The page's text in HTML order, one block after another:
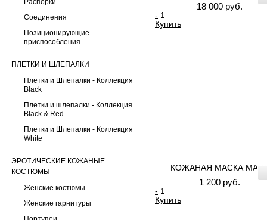
Распорки
Соединения
Позиционирующие
приспособления
ПЛЕТКИ И ШЛЕПАЛКИ
Плетки и Шлепалки - Коллекция
Black
Плетки и шлепалки - Коллекция
Black & Red
Плетки и Шлепалки - Коллекция
White
ЭРОТИЧЕСКИЕ КОЖАНЫЕ
КОСТЮМЫ
Женские костюмы
Женские гарнитуры
18 000 руб.
-
Купить
КОЖАНАЯ МАСКА
1 200 руб.
-
Купить